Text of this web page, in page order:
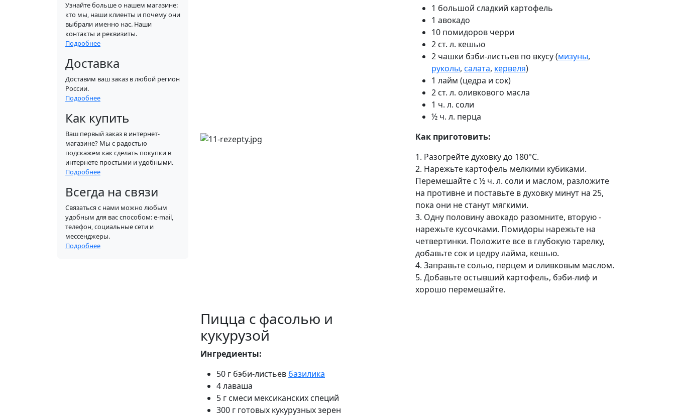
Узнайте больше о нашем магазине:
кто мы, наши клиенты и почему они
выбрали именно нас. Наши
контакты и реквизиты.
Подробнее
Доставка
Доставим ваш заказ в любой регион
России.
Подробнее
Как купить
Ваш первый заказ в интернет-
магазине? Мы с радостью
подскажем как сделать покупки в
интернете простыми и удобными.
Подробнее
Всегда на связи
Связаться с нами можно любым
удобным для вас способом: e-mail,
телефон, социальные сети и
мессенджеры.
Подробнее
1 большой сладкий картофель
1 авокадо
10 помидоров черри
2 ст. л. кешью
2 чашки бэби-листьев по вкусу (мизуны,
руколы, салата, кервеля)
1 лайм (цедра и сок)
2 ст. л. оливкового масла
1 ч. л. соли
½ ч. л. перца
Как приготовить:
1. Разогрейте духовку до 180°C.
2. Нарежьте картофель мелкими кубиками.
Перемешайте с ½ ч. л. соли и маслом, разложите
на противне и поставьте в духовку минут на 25,
пока они не станут мягкими.
3. Одну половину авокадо разомните, вторую -
нарежьте кусочками. Помидоры нарежьте на
четвертинки. Положите все в глубокую тарелку,
добавьте сок и цедру лайма, кешью.
4. Заправьте солью, перцем и оливковым маслом.
5. Добавьте остывший картофель, бэби-лиф и
хорошо перемешайте.
Пицца с фасолью и
кукурузой
Ингредиенты:
50 г бэби-листьев базилика
4 лаваша
5 г смеси мексиканских специй
300 г готовых кукурузных зерен